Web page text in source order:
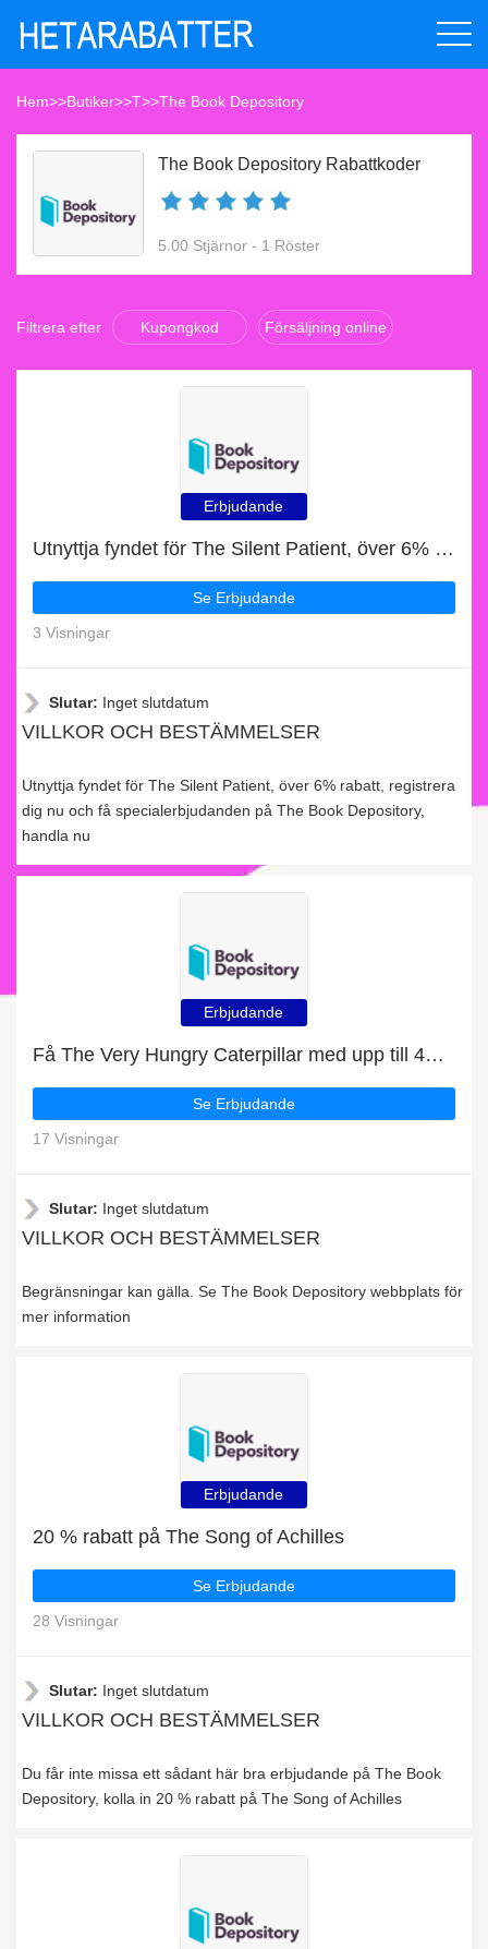
Hem>>Butiker>>T>>The Book Depository
The Book Depository Rabattkoder
5.00 Stjärnor - 1 Röster
Filtrera efter Kupongkod Försäljning online
Erbjudande
Utnyttja fyndet för The Silent Patient, över 6% rabatt
Se Erbjudande
3 Visningar
Slutar: Inget slutdatum
VILLKOR OCH BESTÄMMELSER
Utnyttja fyndet för The Silent Patient, över 6% rabatt, registrera
dig nu och få specialerbjudanden på The Book Depository,
handla nu
Erbjudande
Få The Very Hungry Caterpillar med upp till 4% rabatt
Se Erbjudande
17 Visningar
Slutar: Inget slutdatum
VILLKOR OCH BESTÄMMELSER
Begränsningar kan gälla. Se The Book Depository webbplats för
mer information
Erbjudande
20 % rabatt på The Song of Achilles
Se Erbjudande
28 Visningar
Slutar: Inget slutdatum
VILLKOR OCH BESTÄMMELSER
Du får inte missa ett sådant här bra erbjudande på The Book
Depository, kolla in 20 % rabatt på The Song of Achilles